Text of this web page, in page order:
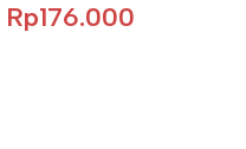
Rp176.000